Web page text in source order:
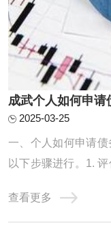
成武个人如何申请
2025-03-25
一、个人如何申请
以下步骤进行。1.
还款期限等信息，以
债务整合机构或方
查看更多